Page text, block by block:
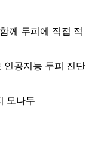
께 두피에 직접 적
인공지능 두피 진단
모나두